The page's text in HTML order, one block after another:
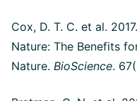
Cox, D. T. C. et al.
Nature: The Benefits
Nature. BioScience.